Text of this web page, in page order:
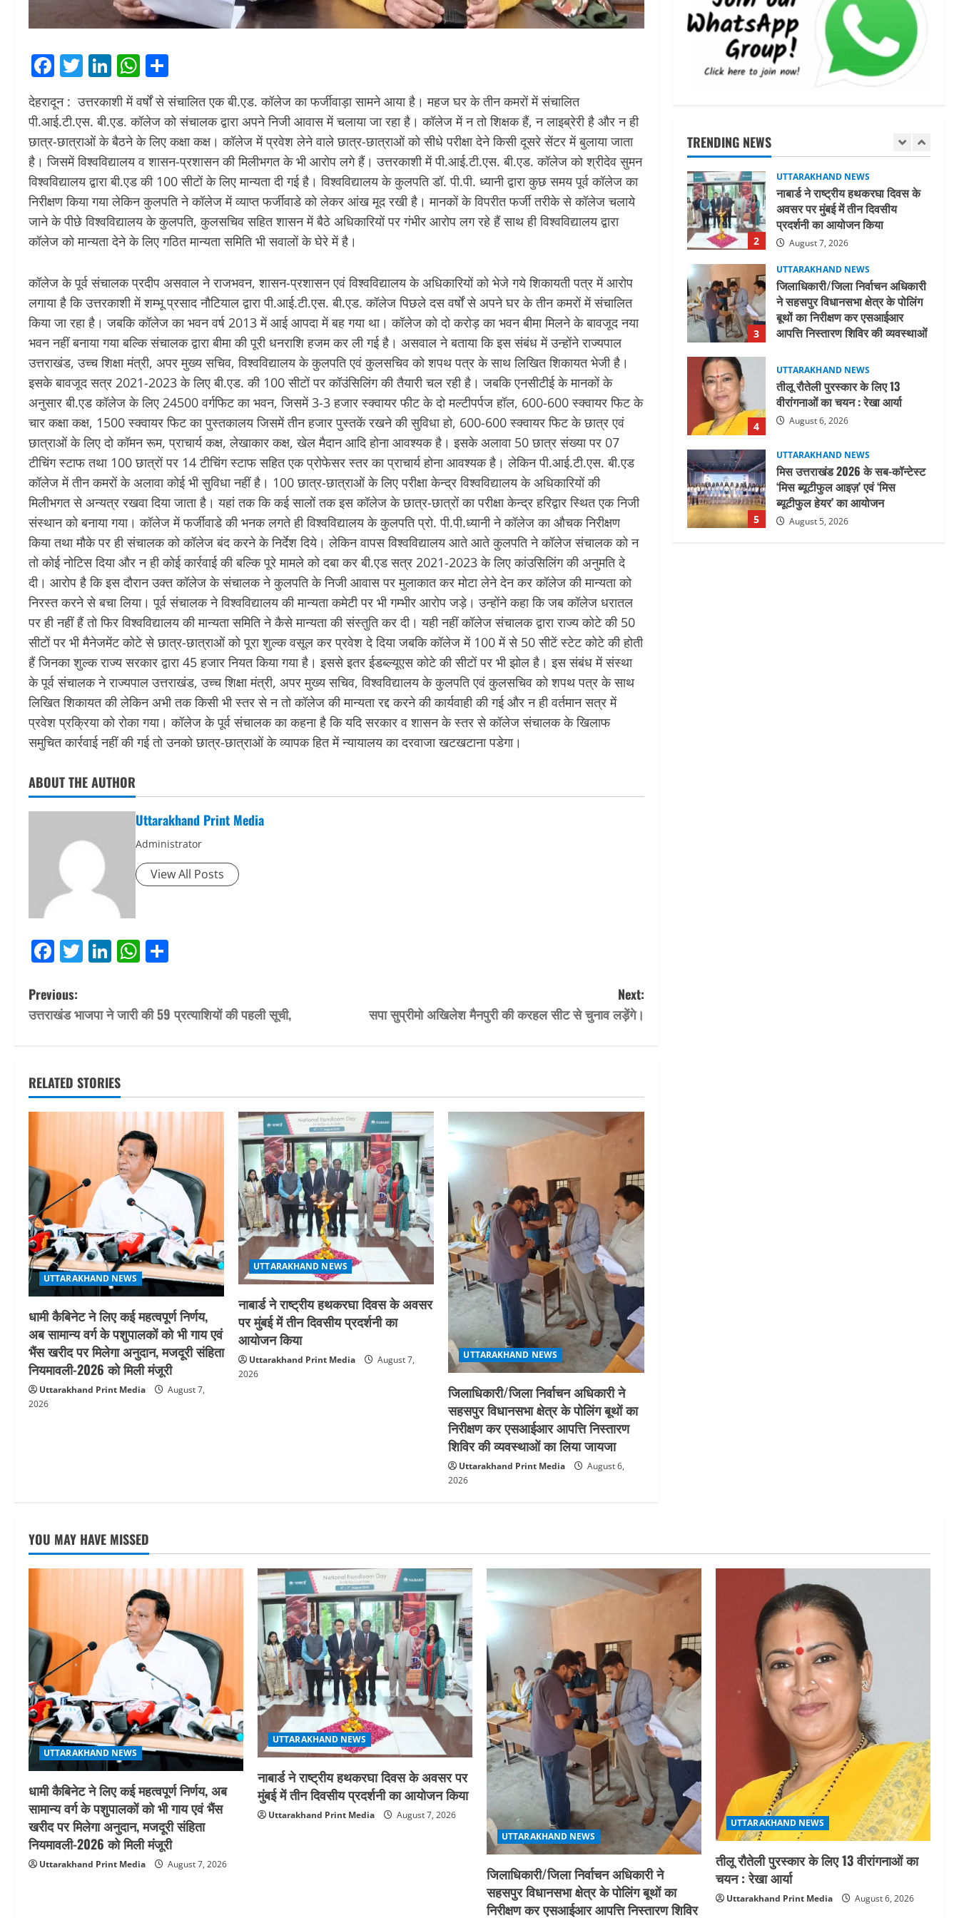
Facebook
Twitter
LinkedIn
WhatsApp
देहरादून : उत्तरकाशी में वर्षों से संचालित एक बी.एड. कॉलेज का फर्जीवाड़ा सामने आया है। महज घर के तीन कमरों में संचालित
पी.आई.टी.एस. बी.एड. कॉलेज को संचालक द्वारा अपने निजी आवास में चलाया जा रहा है। कॉलेज में न तो शिक्षक हैं, न लाइब्रेरी है और न ही
छात्र-छात्राओं के बैठने के लिए कक्षा कक्ष। कॉलेज में प्रवेश लेने वाले छात्र-छात्राओं को सीधे परीक्षा देने किसी दूसरे सेंटर में बुलाया जाता
है। जिसमें विश्वविद्यालय व शासन-प्रशासन की मिलीभगत के भी आरोप लगे हैं। उत्तरकाशी में पी.आई.टी.एस. बी.एड. कॉलेज को श्रीदेव सुमन
विश्वविद्यालय द्वारा बी.एड की 100 सीटों के लिए मान्यता दी गई है। विश्वविद्यालय के कुलपति डॉ. पी.पी. ध्यानी द्वारा कुछ समय पूर्व कॉलेज का
निरीक्षण किया गया लेकिन कुलपति ने कॉलेज में व्याप्त फर्जीवाडे को लेकर आंख मूद रखी है। मानकों के विपरीत फर्जी तरीके से कॉलेज चलाये
जाने के पीछे विश्वविद्यालय के कुलपति, कुलसचिव सहित शासन में बैठे अधिकारियों पर गंभीर आरोप लग रहे हैं साथ ही विश्वविद्यालय द्वारा
कॉलेज को मान्यता देने के लिए गठित मान्यता समिति भी सवालों के घेरे में है।
कॉलेज के पूर्व संचालक प्रदीप असवाल ने राजभवन, शासन-प्रशासन एवं विश्वविद्यालय के अधिकारियों को भेजे गये शिकायती पत्र में आरोप
लगाया है कि उत्तरकाशी में शम्भू प्रसाद नौटियाल द्वारा पी.आई.टी.एस. बी.एड. कॉलेज पिछले दस वर्षों से अपने घर के तीन कमरों में संचालित
किया जा रहा है। जबकि कॉलेज का भवन वर्ष 2013 में आई आपदा में बह गया था। कॉलेज को दो करोड़ का भवन बीमा मिलने के बावजूद नया
भवन नहीं बनाया गया बल्कि संचालक द्वारा बीमा की पूरी धनराशि हजम कर ली गई है। असवाल ने बताया कि इस संबंध में उन्होंने राज्यपाल
उत्तराखंड, उच्च शिक्षा मंत्री, अपर मुख्य सचिव, विश्वविद्यालय के कुलपति एवं कुलसचिव को शपथ पत्र के साथ लिखित शिकायत भेजी है।
इसके बावजूद सत्र 2021-2023 के लिए बी.एड. की 100 सीटों पर कॉउंसिलिंग की तैयारी चल रही है। जबकि एनसीटीई के मानकों के
अनुसार बी.एड कॉलेज के लिए 24500 वर्गफिट का भवन, जिसमें 3-3 हजार स्क्वायर फीट के दो मल्टीपर्पज हॉल, 600-600 स्क्वायर फिट के
चार कक्षा कक्ष, 1500 स्क्वायर फिट का पुस्तकालय जिसमें तीन हजार पुस्तकें रखने की सुविधा हो, 600-600 स्क्वायर फिट के छात्र एवं
छात्राओं के लिए दो कॉमन रूम, प्राचार्य कक्ष, लेखाकार कक्ष, खेल मैदान आदि होना आवश्यक है। इसके अलावा 50 छात्र संख्या पर 07
टीचिंग स्टाफ तथा 100 छात्रों पर 14 टीचिंग स्टाफ सहित एक प्रोफेसर स्तर का प्राचार्य होना आवश्यक है। लेकिन पी.आई.टी.एस. बी.एड
कॉलेज में तीन कमरों के अलावा कोई भी सुविधा नहीं है। 100 छात्र-छात्राओं के लिए परीक्षा केन्द्र विश्वविद्यालय के अधिकारियों की
मिलीभगत से अन्यत्र रखवा दिया जाता है। यहां तक कि कई सालों तक इस कॉलेज के छात्र-छात्रों का परीक्षा केन्द्र हरिद्वार स्थित एक निजी
संस्थान को बनाया गया। कॉलेज में फर्जीवाडे की भनक लगते ही विश्वविद्यालय के कुलपति प्रो. पी.पी.ध्यानी ने कॉलेज का औचक निरीक्षण
किया तथा मौके पर ही संचालक को कॉलेज बंद करने के निर्देश दिये। लेकिन वापस विश्वविद्यालय आते आते कुलपति ने कॉलेज संचालक को न
तो कोई नोटिस दिया और न ही कोई कार्रवाई की बल्कि पूरे मामले को दबा कर बी.एड सत्र 2021-2023 के लिए कांउसिलिंग की अनुमति दे
दी। आरोप है कि इस दौरान उक्त कॉलेज के संचालक ने कुलपति के निजी आवास पर मुलाकात कर मोटा लेने देन कर कॉलेज की मान्यता को
निरस्त करने से बचा लिया। पूर्व संचालक ने विश्वविद्यालय की मान्यता कमेटी पर भी गम्भीर आरोप जड़े। उन्होंने कहा कि जब कॉलेज धरातल
पर ही नहीं हैं तो फिर विश्वविद्यालय की मान्यता समिति ने कैसे मान्यता की संस्तुति कर दी। यही नहीं कॉलेज संचालक द्वारा राज्य कोटे की 50
सीटों पर भी मैनेजमेंट कोटे से छात्र-छात्राओं को पूरा शुल्क वसूल कर प्रवेश दे दिया जबकि कॉलेज में 100 में से 50 सीटें स्टेट कोटे की होती
हैं जिनका शुल्क राज्य सरकार द्वारा 45 हजार नियत किया गया है। इससे इतर ईडब्ल्यूएस कोटे की सीटों पर भी झोल है। इस संबंध में संस्था
के पूर्व संचालक ने राज्यपाल उत्तराखंड, उच्च शिक्षा मंत्री, अपर मुख्य सचिव, विश्वविद्यालय के कुलपति एवं कुलसचिव को शपथ पत्र के साथ
लिखित शिकायत की लेकिन अभी तक किसी भी स्तर से न तो कॉलेज की मान्यता रद्द करने की कार्यवाही की गई और न ही वर्तमान सत्र में
प्रवेश प्रक्रिया को रोका गया। कॉलेज के पूर्व संचालक का कहना है कि यदि सरकार व शासन के स्तर से कॉलेज संचालक के खिलाफ
समुचित कार्रवाई नहीं की गई तो उनको छात्र-छात्राओं के व्यापक हित में न्यायालय का दरवाजा खटखटाना पडेगा।
ABOUT THE AUTHOR
Uttarakhand Print Media
Administrator
View All Posts
Facebook
Twitter
LinkedIn
WhatsApp
P
o
t
n
v
i
g
a
t
i
o
n
Previous:
उत्तराखंड भाजपा ने जारी की 59 प्रत्याशियों की पहली सूची,
Next:
सपा सुप्रीमो अखिलेश मैनपुरी की करहल सीट से चुनाव लड़ेंगे।
RELATED STORIES
UTTARAKHAND NEWS
धामी कैबिनेट ने लिए कई महत्वपूर्ण निर्णय,
अब सामान्य वर्ग के पशुपालकों को भी गाय एवं
भैंस खरीद पर मिलेगा अनुदान, मजदूरी संहिता
नियमावली-2026 को मिली मंजूरी
Uttarakhand Print Media
August 7,
2026
UTTARAKHAND NEWS
नाबार्ड ने राष्ट्रीय हथकरघा दिवस के अवसर
पर मुंबई में तीन दिवसीय प्रदर्शनी का
आयोजन किया
Uttarakhand Print Media
August 7,
2026
UTTARAKHAND NEWS
जिलाधिकारी/जिला निर्वाचन अधिकारी ने
सहसपुर विधानसभा क्षेत्र के पोलिंग बूथों का
निरीक्षण कर एसआईआर आपत्ति निस्तारण
शिविर की व्यवस्थाओं का लिया जायजा
Uttarakhand Print Media
August 6,
2026
TRENDING NEWS
5
मिस उत्तराखंड 2026 के सब-कॉन्टेस्ट
‘मिस ब्यूटीफुल आइज़’ एवं ‘मिस
ब्यूटीफुल हेयर’ का आयोजन
August 5, 2026
1
UTTARAKHAND NEWS
नियमावली-2026 को मिली मंजूरी
August 7, 2026
2
UTTARAKHAND NEWS
नाबार्ड ने राष्ट्रीय हथकरघा दिवस के
अवसर पर मुंबई में तीन दिवसीय
प्रदर्शनी का आयोजन किया
August 7, 2026
3
UTTARAKHAND NEWS
जिलाधिकारी/जिला निर्वाचन अधिकारी
ने सहसपुर विधानसभा क्षेत्र के पोलिंग
बूथों का निरीक्षण कर एसआईआर
आपत्ति निस्तारण शिविर की व्यवस्थाओं
August 6, 2026
4
UTTARAKHAND NEWS
तीलू रौतेली पुरस्कार के लिए 13
वीरांगनाओं का चयन : रेखा आर्या
August 6, 2026
5
UTTARAKHAND NEWS
मिस उत्तराखंड 2026 के सब-कॉन्टेस्ट
‘मिस ब्यूटीफुल आइज़’ एवं ‘मिस
ब्यूटीफुल हेयर’ का आयोजन
August 5, 2026
YOU MAY HAVE MISSED
UTTARAKHAND NEWS
धामी कैबिनेट ने लिए कई महत्वपूर्ण निर्णय, अब
सामान्य वर्ग के पशुपालकों को भी गाय एवं भैंस
खरीद पर मिलेगा अनुदान, मजदूरी संहिता
नियमावली-2026 को मिली मंजूरी
Uttarakhand Print Media August 7, 2026
UTTARAKHAND NEWS
नाबार्ड ने राष्ट्रीय हथकरघा दिवस के अवसर पर
मुंबई में तीन दिवसीय प्रदर्शनी का आयोजन किया
Uttarakhand Print Media
August 7, 2026
UTTARAKHAND NEWS
जिलाधिकारी/जिला निर्वाचन अधिकारी ने
सहसपुर विधानसभा क्षेत्र के पोलिंग बूथों का
निरीक्षण कर एसआईआर आपत्ति निस्तारण शिविर
UTTARAKHAND NEWS
तीलू रौतेली पुरस्कार के लिए 13 वीरांगनाओं का
चयन : रेखा आर्या
Uttarakhand Print Media August 6, 2026